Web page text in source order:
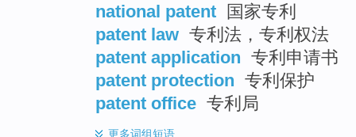
national patent
国家专利
patent law 专利法，专利权法
patent application 专利申请书
patent protection 专利保护
patent office 专利局
更多词组短语